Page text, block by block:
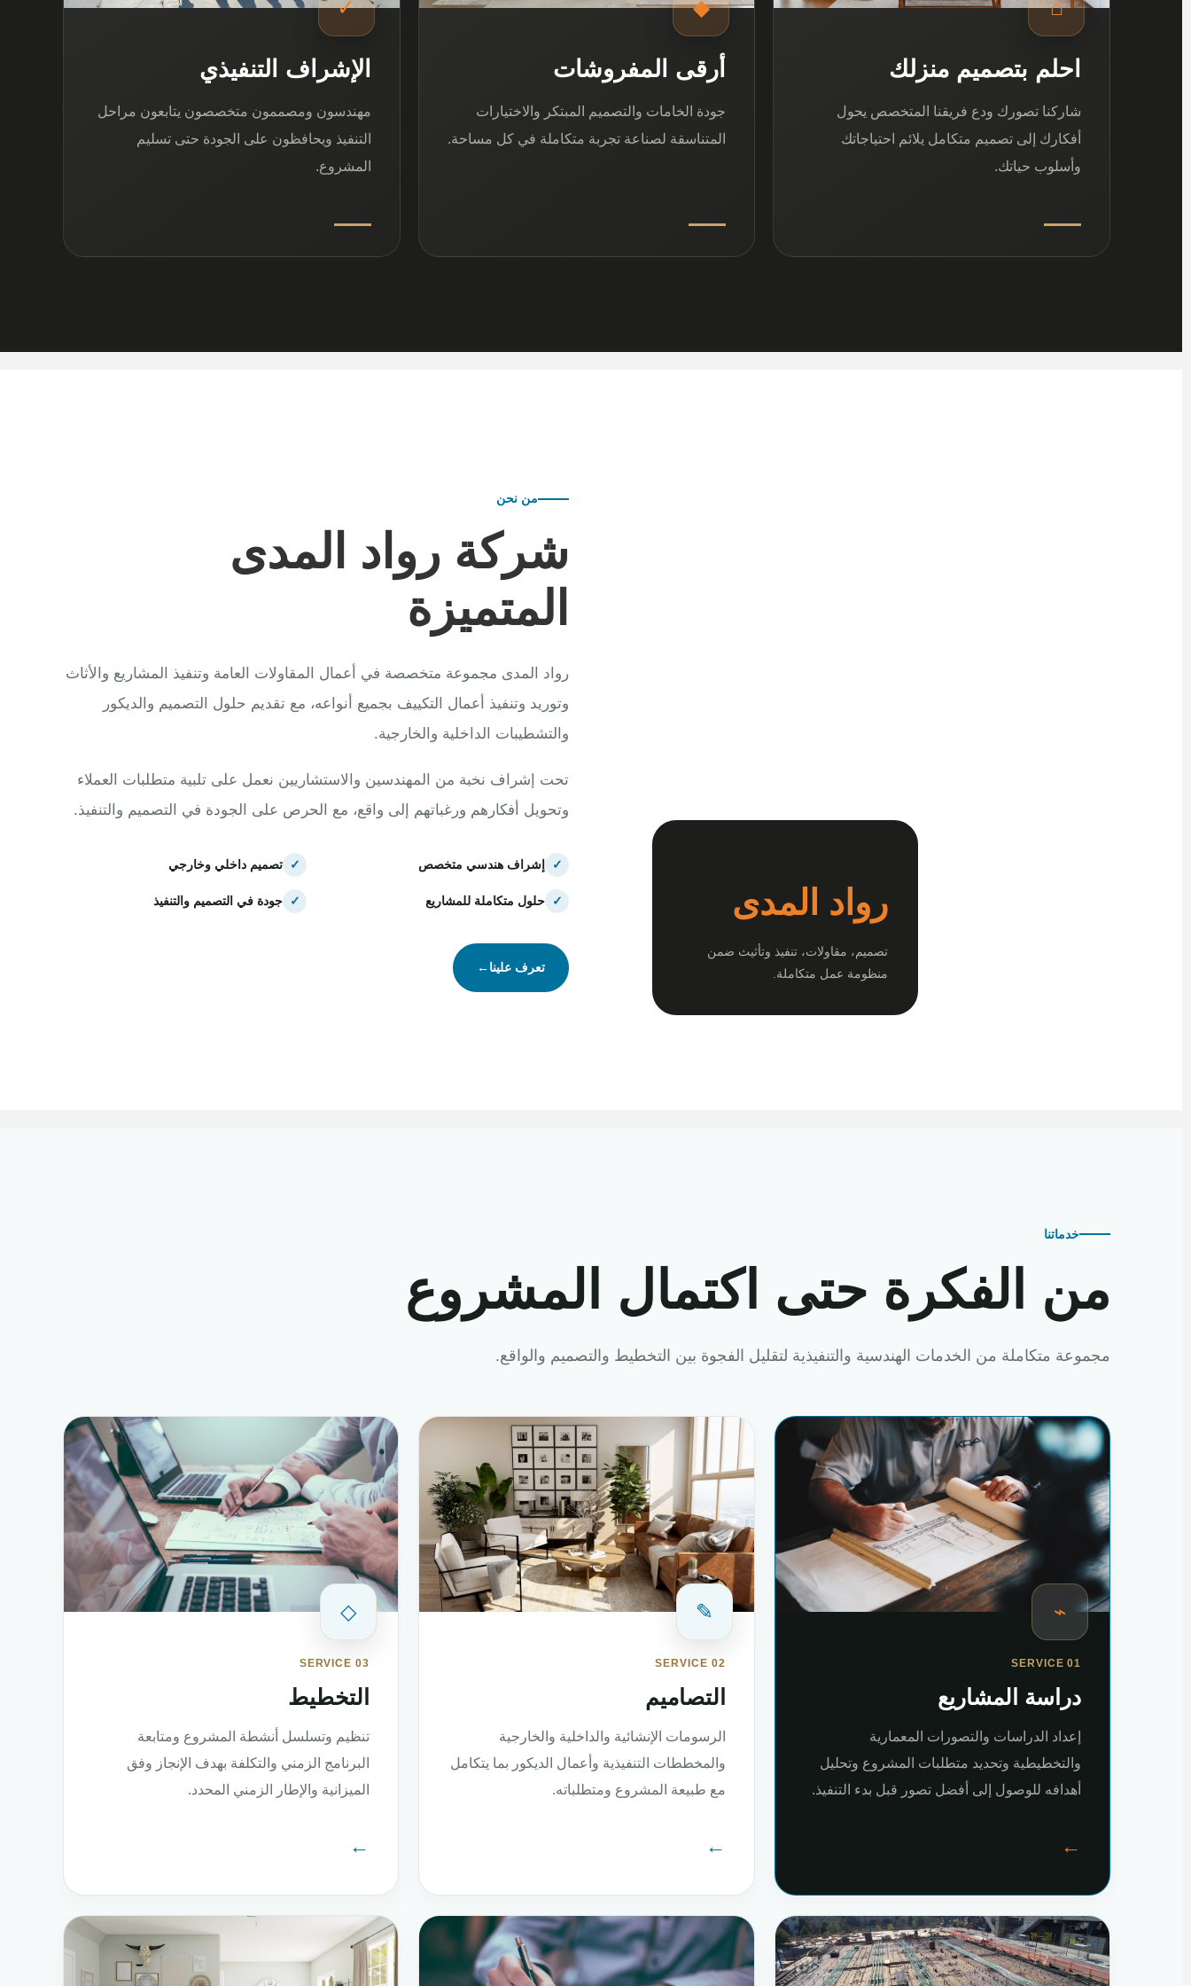
⌂
احلم بتصميم منزلك
شاركنا تصورك ودع فريقنا المتخصص يحول
أفكارك إلى تصميم متكامل يلائم احتياجاتك
وأسلوب حياتك.
◆
أرقى المفروشات
جودة الخامات والتصميم المبتكر والاختيارات
المتناسقة لصناعة تجربة متكاملة في كل مساحة.
✓
الإشراف التنفيذي
مهندسون ومصممون متخصصون يتابعون مراحل
التنفيذ ويحافظون على الجودة حتى تسليم
المشروع.
رواد المدى
تصميم، مقاولات، تنفيذ وتأثيث ضمن
منظومة عمل متكاملة.
من نحن
شركة رواد المدى
المتميزة
رواد المدى مجموعة متخصصة في أعمال المقاولات العامة وتنفيذ المشاريع والأثاث
وتوريد وتنفيذ أعمال التكييف بجميع أنواعه، مع تقديم حلول التصميم والديكور
والتشطيبات الداخلية والخارجية.
تحت إشراف نخبة من المهندسين والاستشاريين نعمل على تلبية متطلبات العملاء
وتحويل أفكارهم ورغباتهم إلى واقع، مع الحرص على الجودة في التصميم والتنفيذ.
✓ إشراف هندسي متخصص ✓ تصميم داخلي وخارجي
✓ حلول متكاملة للمشاريع ✓ جودة في التصميم والتنفيذ
تعرف علينا←
خدماتنا
من الفكرة حتى اكتمال المشروع
مجموعة متكاملة من الخدمات الهندسية والتنفيذية لتقليل الفجوة بين التخطيط والتصميم والواقع.
⌁
SERVICE 01
دراسة المشاريع
إعداد الدراسات والتصورات المعمارية
والتخطيطية وتحديد متطلبات المشروع وتحليل
أهدافه للوصول إلى أفضل تصور قبل بدء التنفيذ.
←
✎
SERVICE 02
التصاميم
الرسومات الإنشائية والداخلية والخارجية
والمخططات التنفيذية وأعمال الديكور بما يتكامل
مع طبيعة المشروع ومتطلباته.
←
◇
SERVICE 03
التخطيط
تنظيم وتسلسل أنشطة المشروع ومتابعة
البرنامج الزمني والتكلفة بهدف الإنجاز وفق
الميزانية والإطار الزمني المحدد.
←